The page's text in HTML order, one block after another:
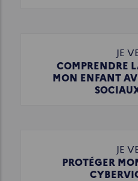
JE
COMPRENDRE
MON ENFANT
JE
PROTÉGER